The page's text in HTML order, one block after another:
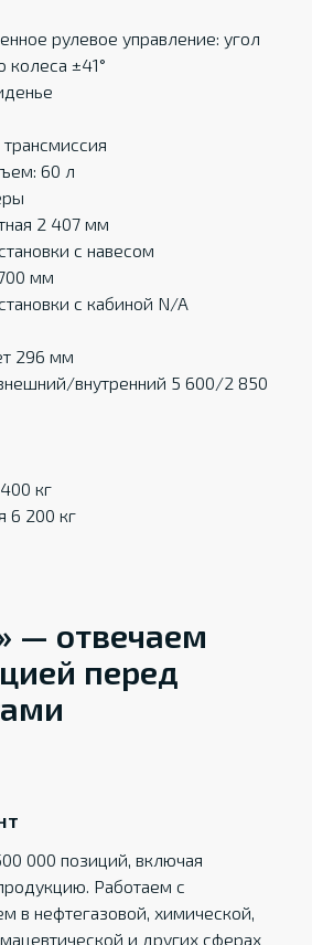
рулевое управление: угол
колеса ±41°
трансмиссия
60 л
2 407 мм
с навесом
мм
с кабиной N/A
296 мм
внутренний 5 600/2 850
кг
6 200 кг
— отвечаем
перед
000 позиций, включая
Работаем с
в нефтегазовой, химической,
и других сферах